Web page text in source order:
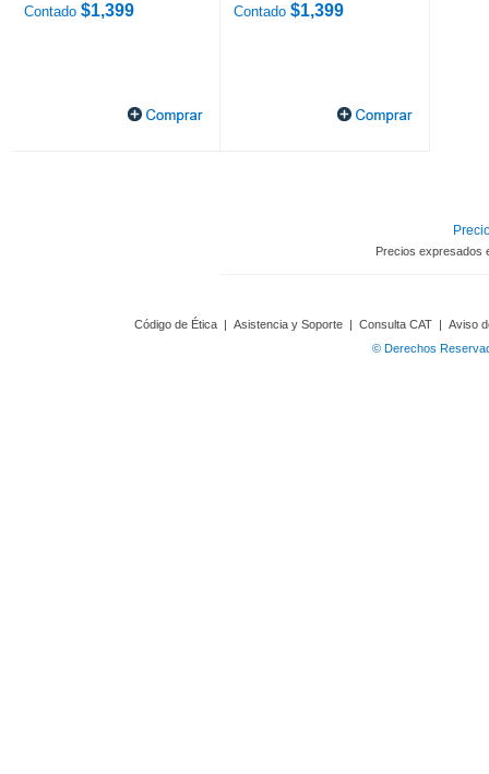
Contado $1,399 Contado $1,399
Precios expresados
Código de Ética | Asistencia y Soporte | Consulta CAT | Aviso
© Derechos